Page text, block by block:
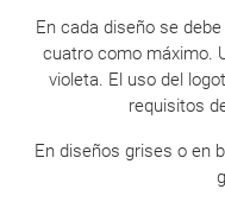
En cada diseño se
cuatro como máximo.
violeta. El uso del
requisitos
En diseños grises o en